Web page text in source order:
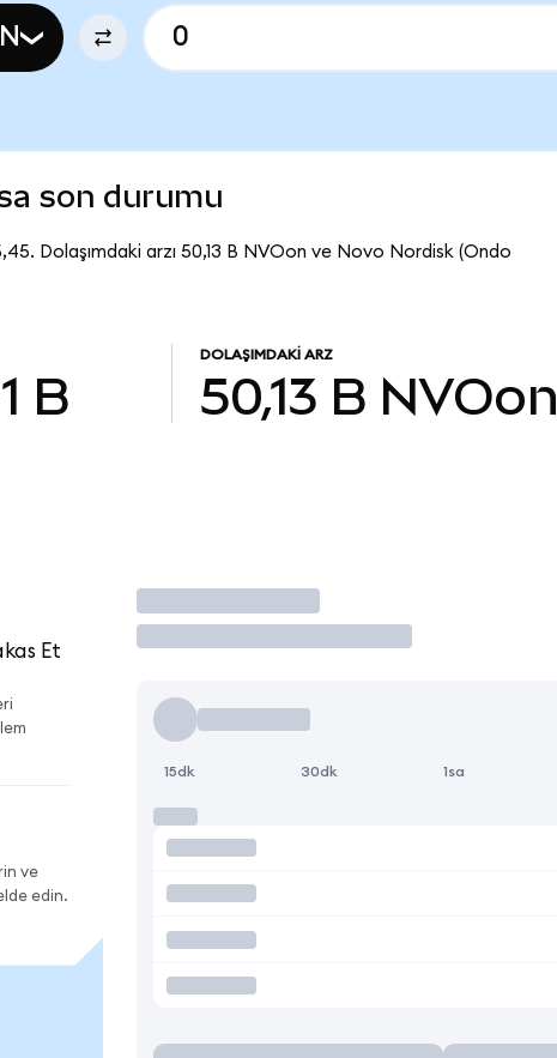
son durumu
Dolaşımdaki arzı 50,13 B NVOon ve Novo Nordisk (Ondo
B
DOLAŞIMDAKI ARZ
50,13 B NVOon
Et
ve
edin.
İşlem Yap
15dk 30dk 1sa